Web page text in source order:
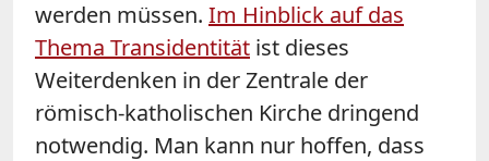
werden müssen. Im Hinblick auf das
Thema Transidentität ist dieses
Weiterdenken in der Zentrale der
römisch-katholischen Kirche dringend
notwendig. Man kann nur hoffen, dass